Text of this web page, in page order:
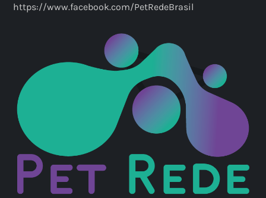
https://www.facebook.com/PetRedeBrasil